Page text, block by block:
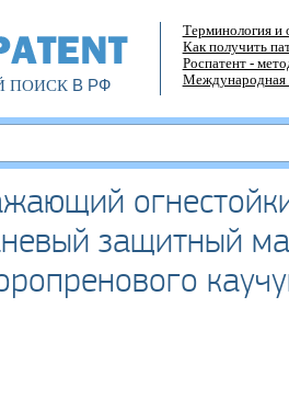
ПОИСКВ РФ
Терминология и
Как получить
Роспатент -
Международная
защитный